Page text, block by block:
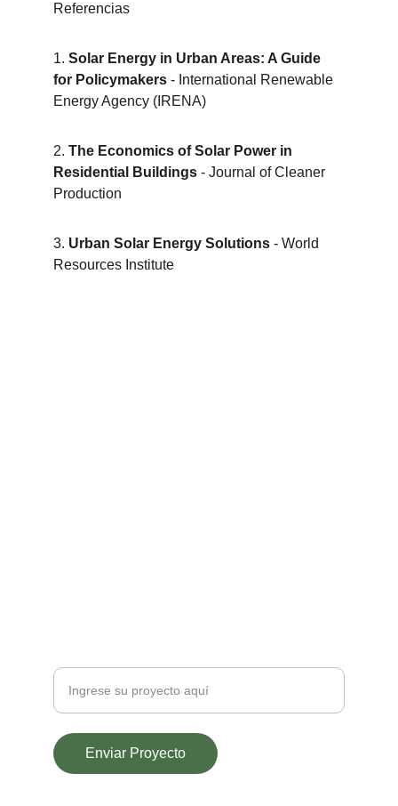
Referencias
1. Solar Energy in Urban Areas: A Guide
for Policymakers - International Renewable
Energy Agency (IRENA)
2. The Economics of Solar Power in
Residential Buildings - Journal of Cleaner
Production
3. Urban Solar Energy Solutions - World
Resources Institute
Enviar Proyecto